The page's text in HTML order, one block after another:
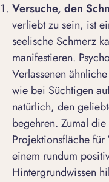
Versuche, den
verliebt zu sein, ist
seelische Schmerz
manifestieren.
Verlassenen
wie bei Süchtigen
natürlich, den
begehren. Zumal
Projektionsfläche
einem rundum
Hintergrundwissen